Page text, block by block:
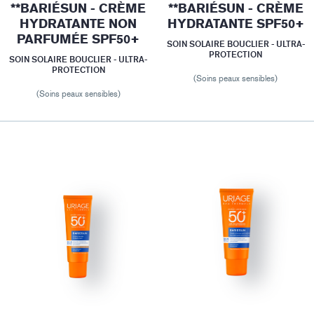
**BARIÉSUN - CRÈME
HYDRATANTE NON
PARFUMÉE SPF50+
SOIN SOLAIRE BOUCLIER - ULTRA-
PROTECTION
(Soins peaux sensibles)
**BARIÉSUN - CRÈME
HYDRATANTE SPF50+
SOIN SOLAIRE BOUCLIER - ULTRA-
PROTECTION
(Soins peaux sensibles)